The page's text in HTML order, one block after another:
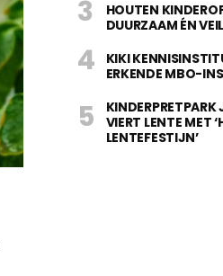
HOUTEN
DUURZAAM ÉN
KIKI
ERKENDE MBO-
VIERT LENTE MET
LENTEFESTIJN’